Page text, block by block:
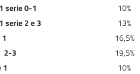
serie 0-1
10%
serie 2 e 3
13%
16,5%
2-3
19,5%
1
10%